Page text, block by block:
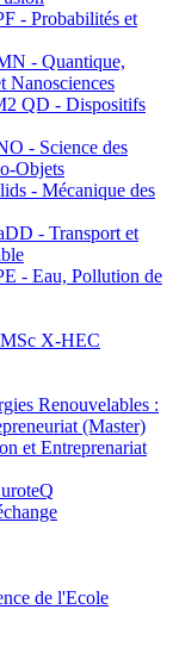
- Probabilités et
- Quantique,
Nanosciences
QD - Dispositifs
- Science des
Objets
- Mécanique des
- Transport et
- Eau, Pollution de
X-HEC
Renouvelables :
(Master)
et Entreprenariat
de l'Ecole